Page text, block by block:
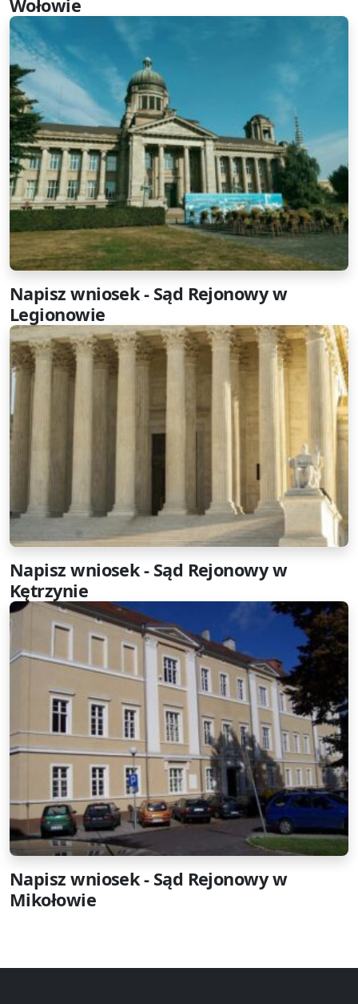
Wołowie
Napisz wniosek - Sąd Rejonowy w
Legionowie
Napisz wniosek - Sąd Rejonowy w
Kętrzynie
Napisz wniosek - Sąd Rejonowy w
Mikołowie